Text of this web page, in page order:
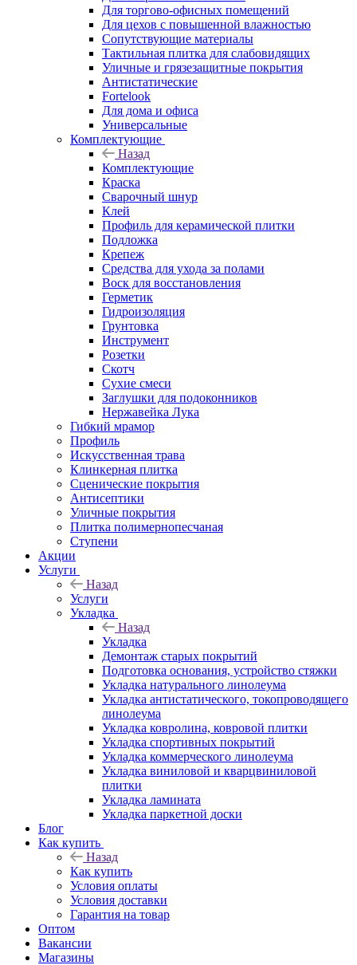
Для торгово-офисных помещений
Для цехов с повышенной влажностью
Сопутствующие материалы
Тактильная плитка для слабовидящих
Уличные и грязезащитные покрытия
Антистатические
Fortelook
Для дома и офиса
Универсальные
Комплектующие
Назад
Комплектующие
Краска
Сварочный шнур
Клей
Профиль для керамической плитки
Подложка
Крепеж
Средства для ухода за полами
Воск для восстановления
Герметик
Гидроизоляция
Грунтовка
Инструмент
Розетки
Скотч
Сухие смеси
Заглушки для подоконников
Нержавейка Лука
Гибкий мрамор
Профиль
Искусственная трава
Клинкерная плитка
Сценические покрытия
Антисептики
Уличные покрытия
Плитка полимернопесчаная
Ступени
Акции
Услуги
Назад
Услуги
Укладка
Назад
Укладка
Демонтаж старых покрытий
Подготовка основания, устройство стяжки
Укладка натурального линолеума
Укладка антистатического, токопроводящего
линолеума
Укладка ковролина, ковровой плитки
Укладка спортивных покрытий
Укладка коммерческого линолеума
Укладка виниловой и кварцвиниловой
плитки
Укладка ламината
Укладка паркетной доски
Блог
Как купить
Назад
Как купить
Условия оплаты
Условия доставки
Гарантия на товар
Оптом
Вакансии
Магазины